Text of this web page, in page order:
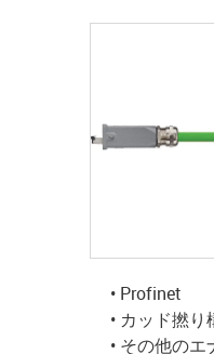
• Profinet
• カッド撚り
• その他の